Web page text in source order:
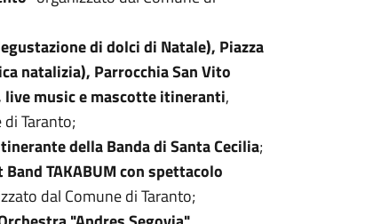
di dolci di Natale), Piazza
natalizia), Parrocchia San Vito
live music e mascotte itineranti,
Taranto;
della Banda di Santa Cecilia;
Band TAKABUM con spettacolo
dal Comune di Taranto;